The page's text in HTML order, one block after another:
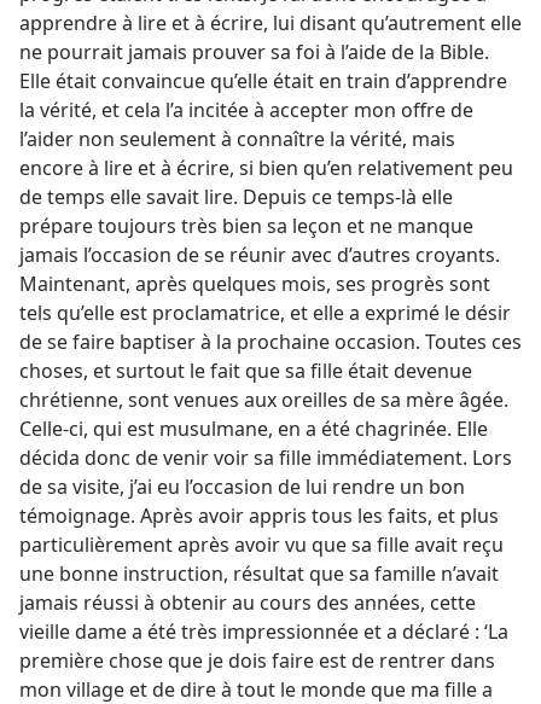
apprendre à lire et à écrire, lui disant qu’autrement elle
ne pourrait jamais prouver sa foi à l’aide de la Bible.
Elle était convaincue qu’elle était en train d’apprendre
la vérité, et cela l’a incitée à accepter mon offre de
l’aider non seulement à connaître la vérité, mais
encore à lire et à écrire, si bien qu’en relativement peu
de temps elle savait lire. Depuis ce temps-​là elle
prépare toujours très bien sa leçon et ne manque
jamais l’occasion de se réunir avec d’autres croyants.
Maintenant, après quelques mois, ses progrès sont
tels qu’elle est proclamatrice, et elle a exprimé le désir
de se faire baptiser à la prochaine occasion. Toutes ces
choses, et surtout le fait que sa fille était devenue
chrétienne, sont venues aux oreilles de sa mère âgée.
Celle-ci, qui est musulmane, en a été chagrinée. Elle
décida donc de venir voir sa fille immédiatement. Lors
de sa visite, j’ai eu l’occasion de lui rendre un bon
témoignage. Après avoir appris tous les faits, et plus
particulièrement après avoir vu que sa fille avait reçu
une bonne instruction, résultat que sa famille n’avait
jamais réussi à obtenir au cours des années, cette
vieille dame a été très impressionnée et a déclaré : ‘La
première chose que je dois faire est de rentrer dans
mon village et de dire à tout le monde que ma fille a